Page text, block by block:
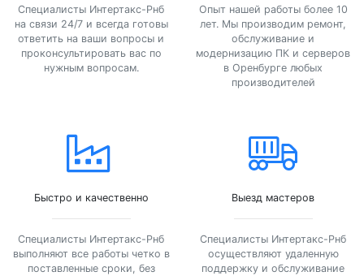
Специалисты Интертакс-Рнб
на связи 24/7 и всегда готовы
ответить на ваши вопросы и
проконсультировать вас по
нужным вопросам.
Опыт нашей работы более 10
лет. Мы производим ремонт,
обслуживание и
модернизацию ПК и серверов
в Оренбурге любых
производителей
Быстро и качественно
Специалисты Интертакс-Рнб
выполняют все работы четко в
поставленные сроки, без
Выезд мастеров
Специалисты Интертакс-Рнб
осуществляют удаленную
поддержку и обслуживание